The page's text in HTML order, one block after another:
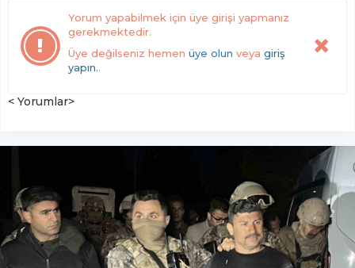
Yorum yapabilmek için üye girişi yapmanız
gerekmektedir.
Üye değilseniz hemen üye olun veya giriş
yapın..
< Yorumlar>